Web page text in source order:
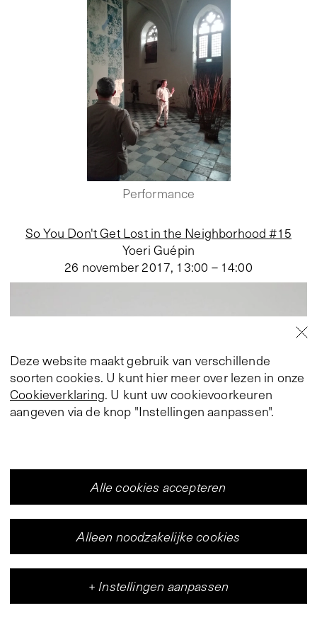
Deze website maakt gebruik van verschillende
soorten cookies. U kunt hier meer over lezen in onze
Cookieverklaring. U kunt uw cookievoorkeuren
aangeven via de knop "Instellingen aanpassen".
Alle cookies accepteren
Alleen noodzakelijke cookies
+ Instellingen aanpassen
Performance
So You Don't Get Lost in the Neighborhood #15
Yoeri Guépin
26 november 2017, 13:00 – 14:00
Excursie, Performance
Amsterdam Art Weekend 2017
Freddie Mercado
24 november 2017,18:30 – 20:30